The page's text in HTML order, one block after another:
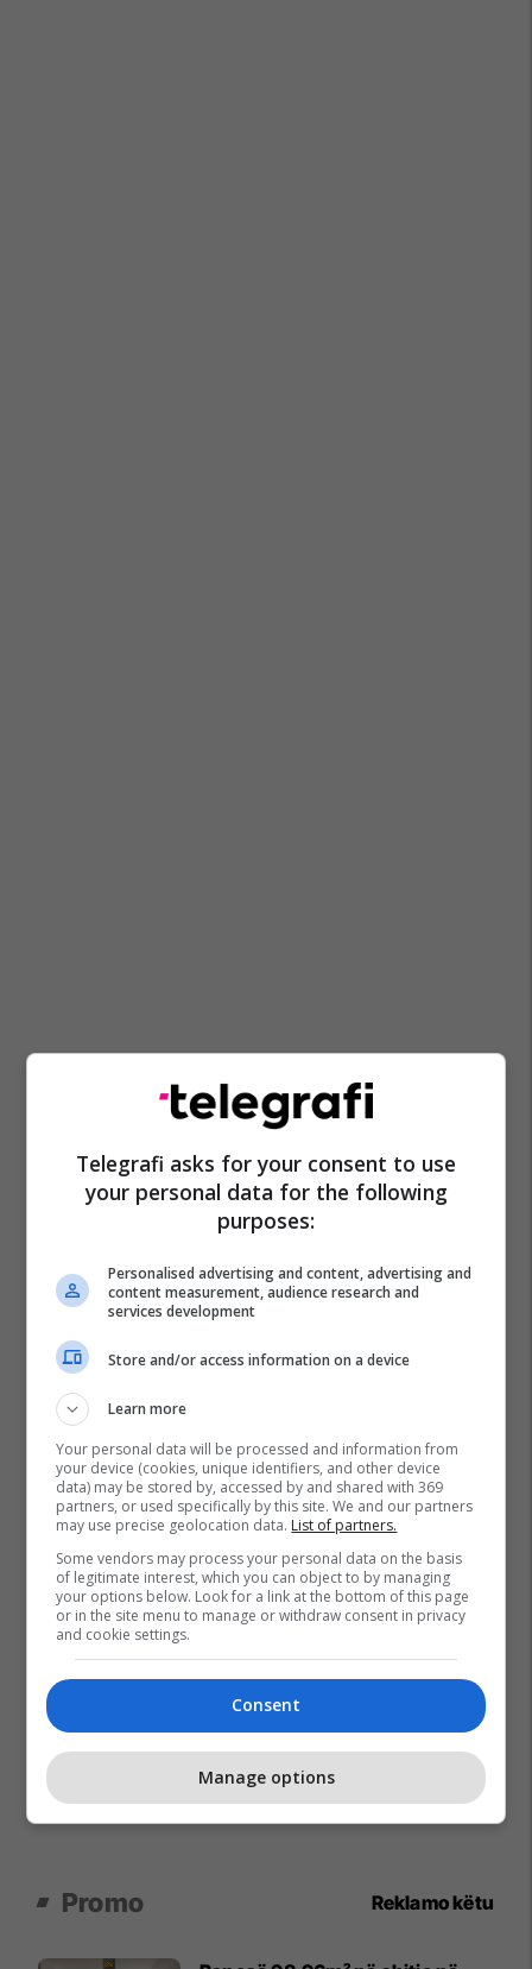
Promo Reklamo këtu
Telegrafi asks for your consent to use
your personal data for the following
purposes:
Personalised advertising and content, advertising and
content measurement, audience research and
services development
Store and/or access information on a device
Learn more
Your personal data will be processed and information from
your device (cookies, unique identifiers, and other device
data) may be stored by, accessed by and shared with 369
partners, or used specifically by this site. We and our partners
may use precise geolocation data. List of partners.
Some vendors may process your personal data on the basis
of legitimate interest, which you can object to by managing
your options below. Look for a link at the bottom of this page
or in the site menu to manage or withdraw consent in privacy
and cookie settings.
Consent
Manage options